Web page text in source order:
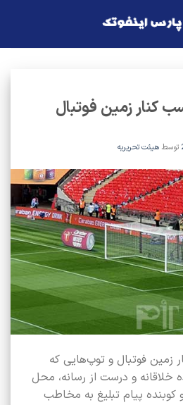
کنار زمین فوتبال
توسط هیئت تحریریه
زمین فوتبال و توپ‌هایی که
و درست از رسانه، محل
کوبنده پیام تبلیغ به مخاطب